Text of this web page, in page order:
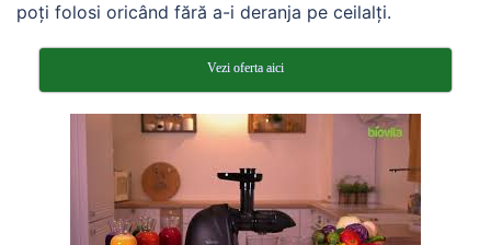
poți folosi oricând fără a-i deranja pe ceilalți.
Vezi oferta aici